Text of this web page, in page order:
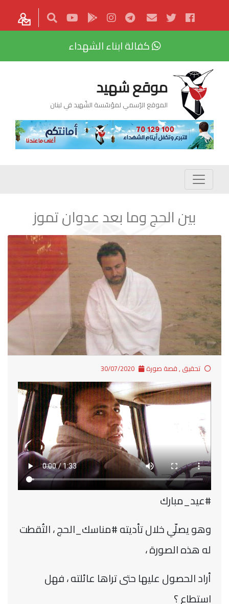
كفالة ابناء الشهداء
موقع شهيد
الموقع الرّسمي لمؤسّسة الشّهيد في لبنان
بين الحج وما بعد عدوان تموز
تحقيق ,قصة صورة
#عيد_مبارك
وهو يصلّي خلال تأديته #مناسك_الحج ، التُقطت
له هذه الصورة ،
أراد الحصول عليها حتى تراها عائلته ، فهل
استطاع ؟